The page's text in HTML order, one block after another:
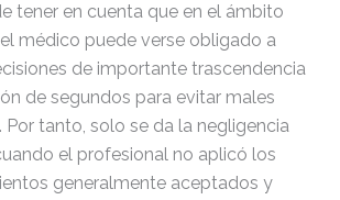
tener en cuenta que en el ámbito
médico puede verse obligado a
de importante trascendencia
de segundos para evitar males
Por tanto, solo se da la negligencia
el profesional no aplicó los
generalmente aceptados y